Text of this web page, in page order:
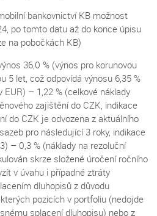
bankovnictví KB možnost
po tomto datu až do konce úpisu
na pobočkách KB)
36,0 % (výnos pro korunovou
5 let, což odpovídá výnosu 6,35 %
EUR) – 1,22 % (celkové náklady
zajištění do CZK, indikace
do CZK je odvozena z aktuálního
pro následující 3 roky, indikace
– 0,3 % (náklady na rezoluční
skrze složené úročení ročního
v úvahu i případné ztráty
dluhopisů z důvodu
pozicích v portfoliu (nedojde
splacení dluhopisu) nebo z